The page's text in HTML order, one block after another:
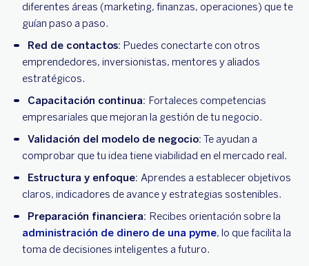
diferentes áreas (marketing, finanzas, operaciones) que te
guían paso a paso.
Red de contactos: Puedes conectarte con otros
emprendedores, inversionistas, mentores y aliados
estratégicos.
Capacitación continua: Fortaleces competencias
empresariales que mejoran la gestión de tu negocio.
Validación del modelo de negocio: Te ayudan a
comprobar que tu idea tiene viabilidad en el mercado real.
Estructura y enfoque: Aprendes a establecer objetivos
claros, indicadores de avance y estrategias sostenibles.
Preparación financiera: Recibes orientación sobre la
administración de dinero de una pyme, lo que facilita la
toma de decisiones inteligentes a futuro.